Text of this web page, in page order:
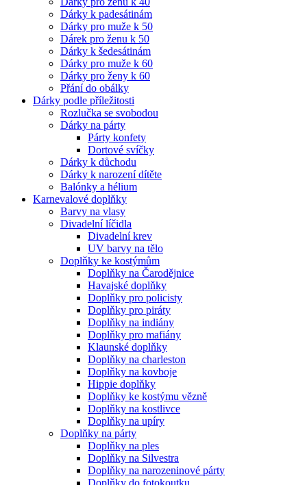
Dárky k padesátinám
Dárky pro muže k 50
Dárek pro ženu k 50
Dárky k šedesátinám
Dárky pro muže k 60
Dárky pro ženy k 60
Přání do obálky
Dárky podle příležitosti
Rozlučka se svobodou
Dárky na párty
Párty konfety
Dortové svíčky
Dárky k důchodu
Dárky k narození dítěte
Balónky a hélium
Karnevalové doplňky
Barvy na vlasy
Divadelní líčidla
Divadelní krev
UV barvy na tělo
Doplňky ke kostýmům
Doplňky na Čarodějnice
Havajské doplňky
Doplňky pro policisty
Doplňky pro piráty
Doplňky na indiány
Doplňky pro mafiány
Klaunské doplňky
Doplňky na charleston
Doplňky na kovboje
Hippie doplňky
Doplňky ke kostýmu vězně
Doplňky na kostlivce
Doplňky na upíry
Doplňky na párty
Doplňky na ples
Doplňky na Silvestra
Doplňky na narozeninové párty
Doplňky do fotokoutku